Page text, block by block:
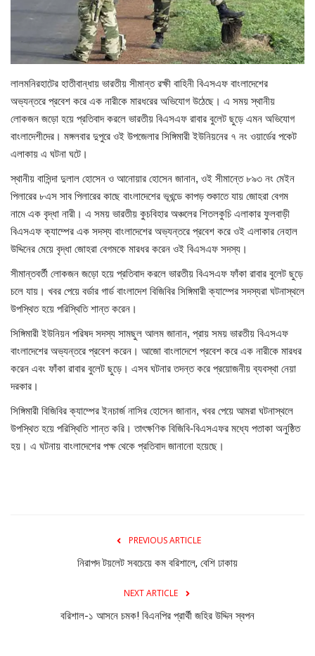
সারাদেশ
বরিশাল
রাজধানী
গ্যালারি
কিডস
তথ্যপ্রযুক্তি
শিল্প-সাহিত্য
ধর্ম
স্বাস্থ্য
ইউটিউব
লালমনিরহাটের হাতীবান্ধায় ভারতীয় সীমান্ত রক্ষী বাহিনী বিএসএফ বাংলাদেশের
অভ্যন্তরে প্রবেশ করে এক নারীকে মারধরের অভিযোগ উঠেছে। এ সময় স্থানীয়
লোকজন জড়ো হয়ে প্রতিবাদ করলে ভারতীয় বিএসএফ রাবার বুলেট ছুড়ে এমন অভিযোগ
বাংলাদেশীদের। মঙ্গলবার দুপুরে ওই উপজেলার সিঙ্গিমারী ইউনিয়নের ৭ নং ওয়ার্ডের পকেট
এলাকায় এ ঘটনা ঘটে।
স্থানীয় বাসিন্দা দুলাল হোসেন ও আনোয়ার হোসেন জানান, ওই সীমান্তে ৮৯৩ নং মেইন
পিলারের ৮এস সাব পিলারের কাছে বাংলাদেশের ভূখন্ডে কাপড় শুকাতে যায় জোহরা বেগম
নামে এক বৃদ্ধা নারী। এ সময় ভারতীয় কুচবিহার অঞ্চলের শিতলকুচি এলাকার ফুলবাড়ী
বিএসএফ ক্যাম্পের এক সদস্য বাংলাদেশের অভ্যন্তরে প্রবেশ করে ওই এলাকার নেহাল
উদ্দিনের মেয়ে বৃদ্ধা জোহরা বেগমকে মারধর করেন ওই বিএসএফ সদস্য।
সীমান্তবর্তী লোকজন জড়ো হয়ে প্রতিবাদ করলে ভারতীয় বিএসএফ ফাঁকা রাবার বুলেট ছুড়ে
চলে যায়। খবর পেয়ে বর্ডার গার্ড বাংলাদেশ বিজিবির সিঙ্গিমারী ক্যাম্পের সদস্যরা ঘটনাস্থলে
উপস্থিত হয়ে পরিস্থিতি শান্ত করেন।
সিঙ্গিমারী ইউনিয়ন পরিষদ সদস্য সামছুল আলম জানান, প্রায় সময় ভারতীয় বিএসএফ
বাংলাদেশের অভ্যন্তরে প্রবেশ করেন। আজো বাংলাদেশে প্রবেশ করে এক নারীকে মারধর
করেন এবং ফাঁকা রাবার বুলেট ছুড়ে। এসব ঘটনার তদন্ত করে প্রয়োজনীয় ব্যবস্থা নেয়া
দরকার।
সিঙ্গিমারী বিজিবির ক্যাম্পের ইনচার্জ নাসির হোসেন জানান, খবর পেয়ে আমরা ঘটনাস্থলে
উপস্থিত হয়ে পরিস্থিতি শান্ত করি। তাৎক্ষণিক বিজিবি-বিএসএফর মধ্যে পতাকা অনুষ্ঠিত
হয়। এ ঘটনায় বাংলাদেশের পক্ষ থেকে প্রতিবাদ জানানো হয়েছে।
PREVIOUS ARTICLE
নিরাপদ টয়লেট সবচেয়ে কম বরিশালে, বেশি ঢাকায়
NEXT ARTICLE
বরিশাল-১ আসনে চমক! বিএনপির প্রার্থী জহির উদ্দিন স্বপন